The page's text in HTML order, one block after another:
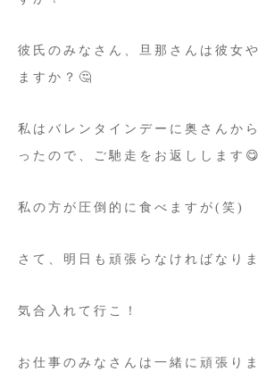
彼氏のみなさん、旦那さんは彼女
ますか？🤔
私はバレンタインデーに奥さんか
ったので、ご馳走をお返しします😋
私の方が圧倒的に食べますが(笑)
さて、明日も頑張らなければなり
気合入れて行こ！
お仕事のみなさんは一緒に頑張り